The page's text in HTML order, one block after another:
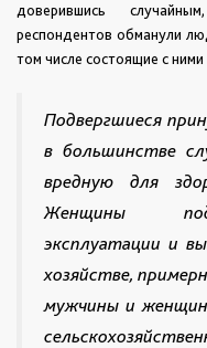
доверившись
респондентов обманули
том числе состоящие с
Подвергшиеся
в большинстве
вредную для
Женщины
эксплуатации и
хозяйстве,
мужчины и